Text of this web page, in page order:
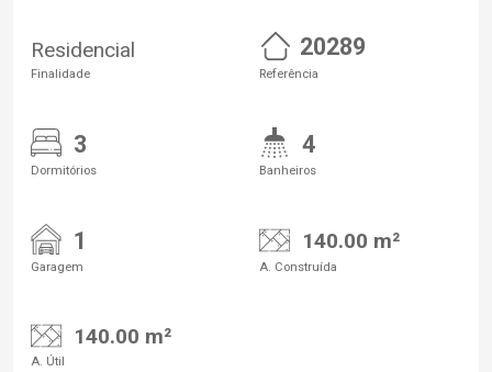
Residencial
Finalidade
20289
Referência
3
Dormitórios
4
Banheiros
1
Garagem
140.00 m²
A. Construída
140.00 m²
A. Útil